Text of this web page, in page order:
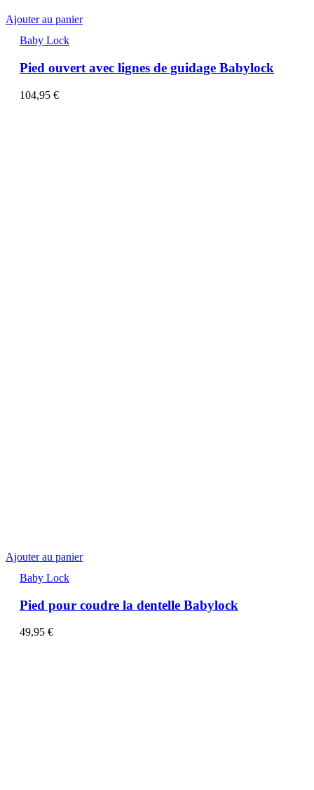
Ajouter au panier
Baby Lock
Pied ouvert avec lignes de guidage Babylock
104,95 €
Ajouter au panier
Baby Lock
Pied pour coudre la dentelle Babylock
49,95 €